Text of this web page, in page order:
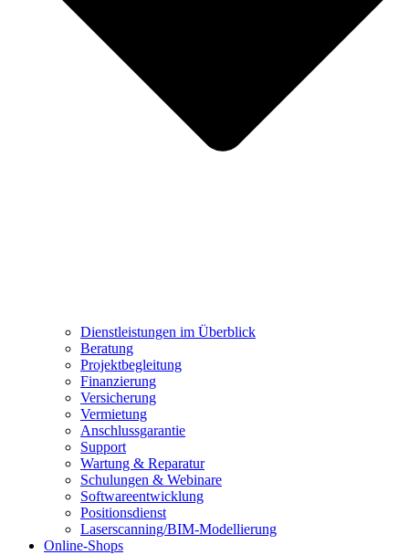
Dienstleistungen im Überblick
Beratung
Projektbegleitung
Finanzierung
Versicherung
Vermietung
Anschlussgarantie
Support
Wartung & Reparatur
Schulungen & Webinare
Softwareentwicklung
Positionsdienst
Laserscanning/BIM-Modellierung
Online-Shops